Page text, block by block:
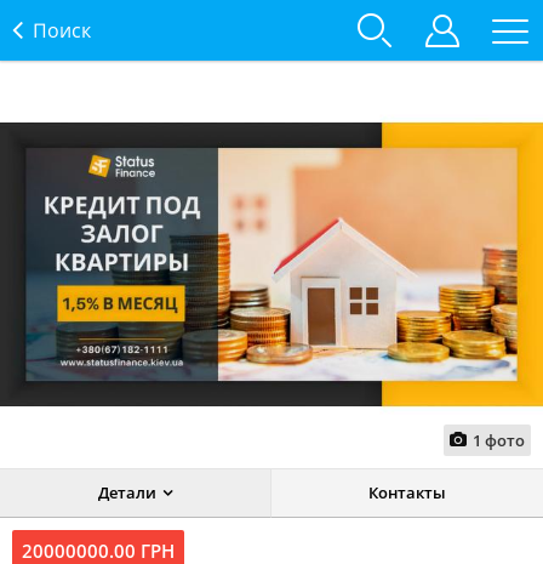
Поиск
1 фото
Детали Контакты
20000000.00 ГРН